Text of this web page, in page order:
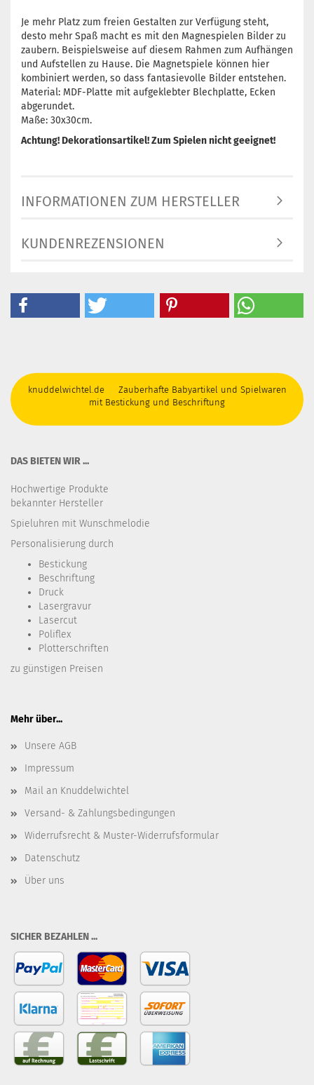
Je mehr Platz zum freien Gestalten zur Verfügung steht,
desto mehr Spaß macht es mit den Magnespielen Bilder zu
zaubern. Beispielsweise auf diesem Rahmen zum Aufhängen
und Aufstellen zu Hause. Die Magnetspiele können hier
kombiniert werden, so dass fantasievolle Bilder entstehen.
Material: MDF-Platte mit aufgeklebter Blechplatte, Ecken
abgerundet.
Maße: 30x30cm.
Achtung! Dekorationsartikel! Zum Spielen nicht geeignet!
INFORMATIONEN ZUM HERSTELLER
KUNDENREZENSIONEN
knuddelwichtel.de Zauberhafte Babyartikel und Spielwaren
mit Bestickung und Beschriftung
DAS BIETEN WIR ...
Hochwertige Produkte
bekannter Hersteller
Spieluhren mit Wunschmelodie
Personalisierung durch
Bestickung​
Beschriftung
Druck
Lasergravur
Lasercut
Poliflex
Plotterschriften
zu günstigen Preisen
Mehr über...
Unsere AGB
Impressum
Mail an Knuddelwichtel
Versand- & Zahlungsbedingungen
Widerrufsrecht & Muster-Widerrufsformular
Datenschutz
Über uns
SICHER BEZAHLEN ...